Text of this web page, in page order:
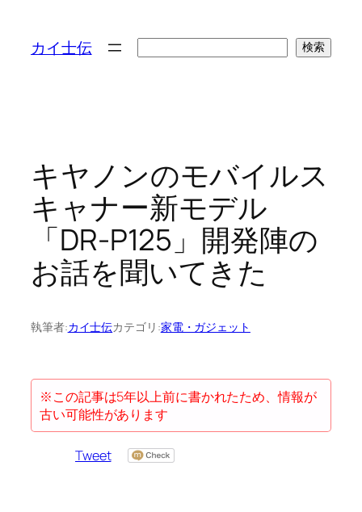
カイ士伝 検索
キヤノンのモバイルス
キャナー新モデル
「DR-P125」開発陣の
お話を聞いてきた
執筆者:カイ士伝カテゴリ:家電・ガジェット
※この記事は5年以上前に書かれたため、情報が
古い可能性があります
Tweet